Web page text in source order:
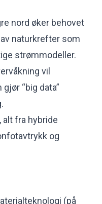
nord øker behovet
naturkrefter som
strømmodeller.
vil
“big data”
fra hybride
og
(på